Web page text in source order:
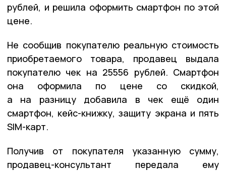
рублей, и решила оформить смартфон по этой
цене.
Не сообщив покупателю реальную стоимость
приобретаемого товара, продавец выдала
покупателю чек на 25556 рублей. Смартфон
она оформила по цене со скидкой,
а на разницу добавила в чек ещё один
смартфон, кейс-книжку, защиту экрана и пять
SIM-карт.
Получив от покупателя указанную сумму,
продавец-консультант передала ему